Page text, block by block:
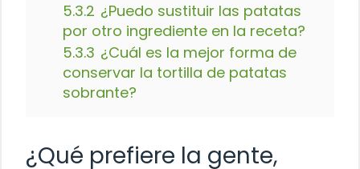
5.3.2 ¿Puedo sustituir las patatas
por otro ingrediente en la receta?
5.3.3 ¿Cuál es la mejor forma de
conservar la tortilla de patatas
sobrante?
¿Qué prefiere la gente,